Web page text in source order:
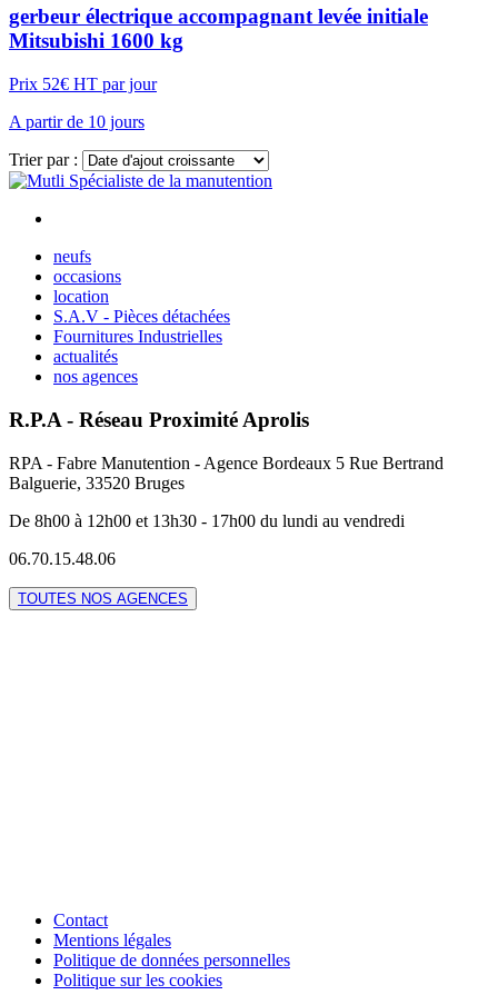
gerbeur électrique accompagnant levée initiale
Mitsubishi 1600 kg
Prix 52€ HT par jour
A partir de 10 jours
Trier par :
neufs
occasions
location
S.A.V - Pièces détachées
Fournitures Industrielles
actualités
nos agences
R.P.A - Réseau Proximité Aprolis
RPA - Fabre Manutention - Agence Bordeaux 5 Rue Bertrand
Balguerie, 33520 Bruges
De 8h00 à 12h00 et 13h30 - 17h00 du lundi au vendredi
06.70.15.48.06
TOUTES NOS AGENCES
Contact
Mentions légales
Politique de données personnelles
Politique sur les cookies